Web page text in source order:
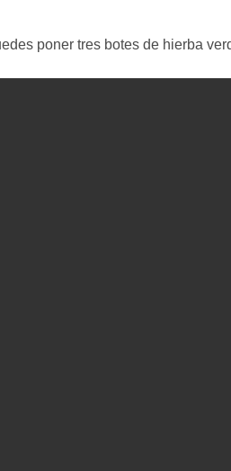
poner tres botes de hierba